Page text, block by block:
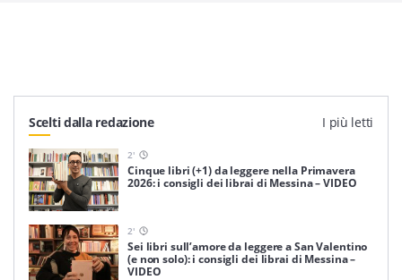
Scelti dalla redazione I più letti
2'
Cinque libri (+1) da leggere nella Primavera
2026: i consigli dei librai di Messina – VIDEO
2'
Sei libri sull’amore da leggere a San Valentino
(e non solo): i consigli dei librai di Messina –
VIDEO